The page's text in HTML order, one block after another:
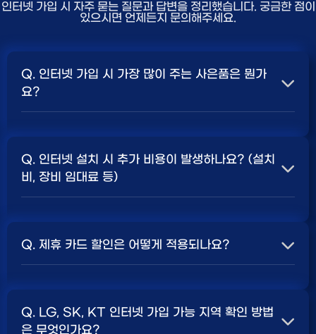
인터넷 가입 시 자주 묻는 질문과 답변을 정리했습니다. 궁금한 점이
있으시면 언제든지 문의해주세요.
Q. 인터넷 가입 시 가장 많이 주는 사은품은 뭔가
요?
보통 500Mbps 또는 1Gbps 인터넷을 TV와 결합하여
가입할 때현금 사은품
세요.
Q. 인터넷 설치 시 추가 비용이 발생하나요? (설치
비, 장비 임대료 등)
청구되는 경우가 많습니다. 다만, 인터넷 상품 및 프로모션
책 확인 필수.
Q. 제휴 카드 할인은 어떻게 적용되나요?
에서 일정 금액이 할인됩니다. 할인 금액과 조건은 카드사
Q. LG, SK, KT 인터넷 가입 가능 지역 확인 방법
은 무엇인가요?